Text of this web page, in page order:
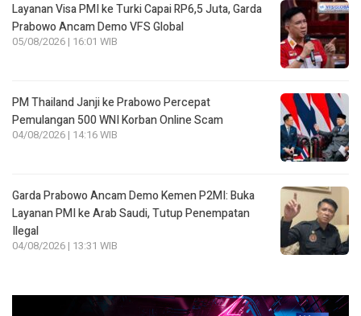
Layanan Visa PMI ke Turki Capai RP6,5 Juta, Garda
Prabowo Ancam Demo VFS Global
05/08/2026 | 16:01 WIB
PM Thailand Janji ke Prabowo Percepat
Pemulangan 500 WNI Korban Online Scam
04/08/2026 | 14:16 WIB
Garda Prabowo Ancam Demo Kemen P2MI: Buka
Layanan PMI ke Arab Saudi, Tutup Penempatan
Ilegal
04/08/2026 | 13:31 WIB